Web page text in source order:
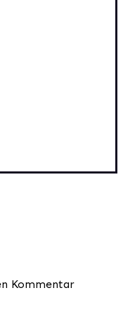
Kommentar